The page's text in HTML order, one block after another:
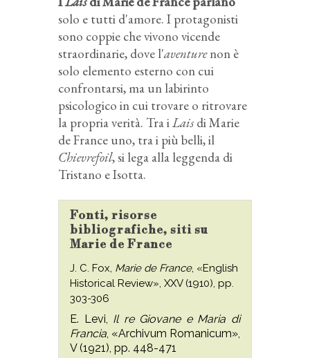
solo e tutti d'amore. I protagonisti
sono coppie che vivono vicende
straordinarie, dove l'aventurenon è
solo elemento esterno con cui
confrontarsi, ma un labirinto
psicologico in cui trovare o ritrovare
la propria verità. Tra iLaisdi Marie
de France uno, tra i più belli, il
Chievrefoil, si lega alla leggenda di
Tristano e Isotta.
Fonti, risorse
bibliografiche, siti su
Marie de France
J. C. Fox, Marie de France, «English
Historical Review», XXV (1910), pp.
303-306
E. Levi, Il re Giovane e Maria di
Francia, «Archivum Romanicum»,
V (1921), pp. 448-471